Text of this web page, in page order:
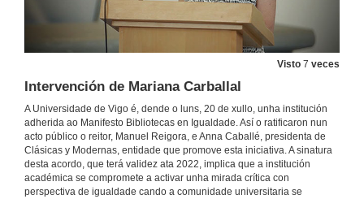
Visto 7 veces
Intervención de Mariana Carballal
A Universidade de Vigo é, dende o luns, 20 de xullo, unha institución
adherida ao Manifesto Bibliotecas en Igualdade. Así o ratificaron nun
acto público o reitor, Manuel Reigora, e Anna Caballé, presidenta de
Clásicas y Modernas, entidade que promove esta iniciativa. A sinatura
desta acordo, que terá validez ata 2022, implica que a institución
académica se compromete a activar unha mirada crítica con
perspectiva de igualdade cando a comunidade universitaria se